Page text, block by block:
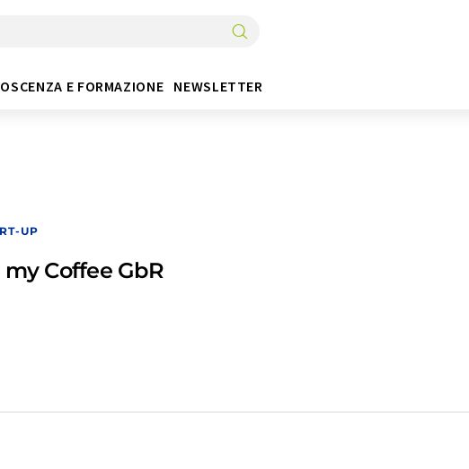
E FORMAZIONE NEWSLETTER
UP
Coffee GbR